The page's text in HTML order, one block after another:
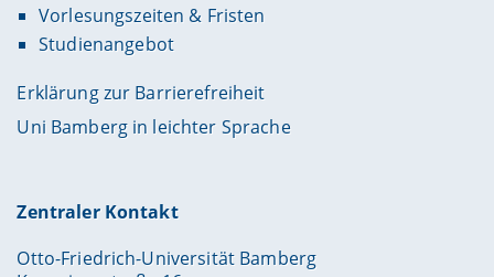
Vorlesungszeiten & Fristen
Studienangebot
Erklärung zur Barrierefreiheit
Uni Bamberg in leichter Sprache
Zentraler Kontakt
Otto-Friedrich-Universität Bamberg